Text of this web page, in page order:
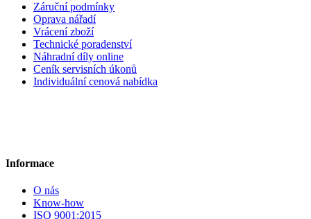
Záruční podmínky
Oprava nářadí
Vrácení zboží
Technické poradenství
Náhradní díly online
Ceník servisních úkonů
Individuální cenová nabídka
Informace
O nás
Know-how
ISO 9001:2015